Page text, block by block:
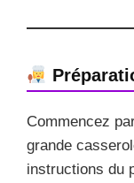
Commencez
grande
instructions du